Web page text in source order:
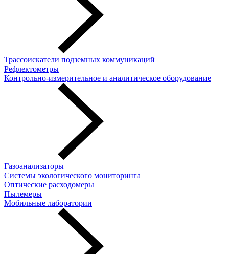
Трассоискатели подземных коммуникаций
Рефлектометры
Контрольно-измерительное и аналитическое оборудование
Газоанализаторы
Системы экологического мониторинга
Оптические расходомеры
Пылемеры
Мобильные лаборатории